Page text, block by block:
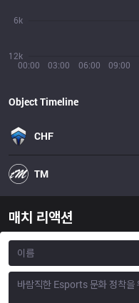
00:00 03:00 06:00 09:00
12k
6k
Object Timeline
CHF
TM
매치 리액션